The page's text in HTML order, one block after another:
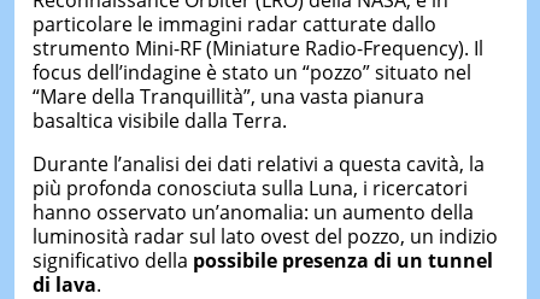
particolare le immagini radar catturate dallo
strumento Mini-RF (Miniature Radio-Frequency). Il
focus dell’indagine è stato un “pozzo” situato nel
“Mare della Tranquillità”, una vasta pianura
basaltica visibile dalla Terra.
Durante l’analisi dei dati relativi a questa cavità, la
più profonda conosciuta sulla Luna, i ricercatori
hanno osservato un’anomalia: un aumento della
luminosità radar sul lato ovest del pozzo, un indizio
significativo della possibile presenza di un tunnel
di lava.